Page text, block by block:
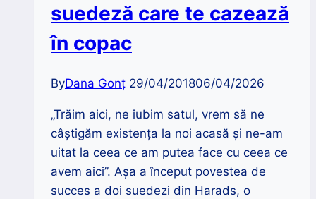
suedeză care te cazează
în copac
ByDana Gonț 29/04/201806/04/2026
„Trăim aici, ne iubim satul, vrem să ne
câștigăm existența la noi acasă și ne-am
uitat la ceea ce am putea face cu ceea ce
avem aici”. Aşa a început povestea de
succes a doi suedezi din Harads, o